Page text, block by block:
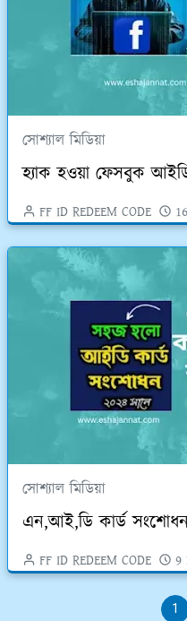
সোশ্যাল মিডিয়া
হ্যাক হওয়া ফেসবুক
FF ID REDEEM CODE
সোশ্যাল মিডিয়া
এন,আই,ডি কার্ড
FF ID REDEEM CODE 9
1